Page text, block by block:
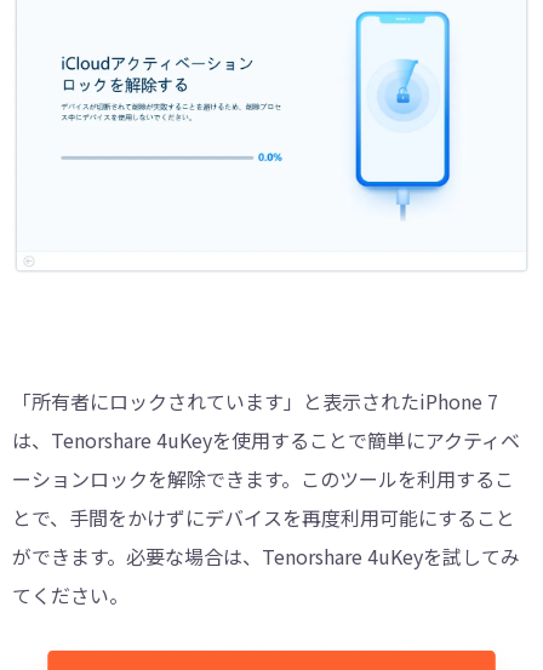
「所有者にロックされています」と表示されたiPhone 7
は、Tenorshare 4uKeyを使用することで簡単にアクティベ
ーションロックを解除できます。このツールを利用するこ
とで、手間をかけずにデバイスを再度利用可能にすること
ができます。必要な場合は、Tenorshare 4uKeyを試してみ
てください。